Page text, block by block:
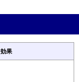
効果